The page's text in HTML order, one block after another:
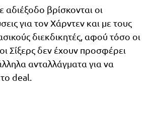
βρίσκονται οι
για τον Χάρντεν και με τους
διεκδικητές, αφού τόσο οι
Σίξερς δεν έχουν προσφέρει
ανταλλάγματα για να
deal.